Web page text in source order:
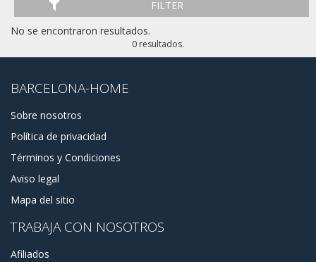
FILTER
No se encontraron resultados.
0 resultados.
BARCELONA-HOME
Sobre nosotros
Política de privacidad
Términos y Condiciones
Aviso legal
Mapa del sitio
TRABAJA CON NOSOTROS
Afiliados